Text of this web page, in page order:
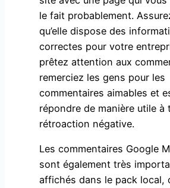
le fait probablement.
qu’elle dispose des
correctes pour votre
prêtez attention aux
remerciez les gens pour les
commentaires aimables et
répondre de manière utile à
rétroaction négative.
Les commentaires Google
sont également très
affichés dans le pack local,